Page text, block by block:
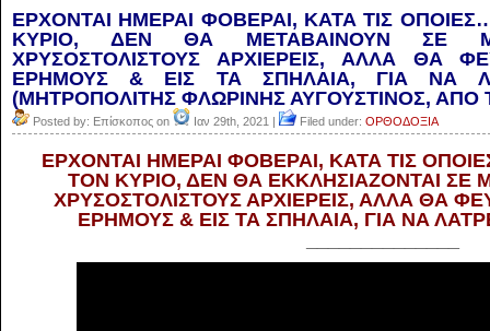
ΕΡΧΟΝΤΑΙ ΗΜΕΡΑΙ ΦΟΒΕΡΑΙ, ΚΑΤΑ ΤΙΣ
ΚΥΡΙΟ, ΔΕΝ ΘΑ ΜΕΤΑΒΑΙΝΟΥΝ ΣΕ
ΧΡΥΣΟΣΤΟΛΙΣΤΟΥΣ ΑΡΧΙΕΡΕΙΣ, ΑΛΛΑ ΘΑ
ΕΡΗΜΟΥΣ & ΕΙΣ ΤΑ ΣΠΗΛΑΙΑ, ΓΙΑ ΝΑ
(ΜΗΤΡΟΠΟΛΙΤΗΣ ΦΛΩΡΙΝΗΣ ΑΥΓΟΥΣΤΙΝΟΣ, ΑΠΟ
Posted by: Επίσκοπος on Ιαν 29th, 2021 | Filed under: ΟΡΘΟΔΟΞΙΑ
ΕΡΧΟΝΤΑΙ ΗΜΕΡΑΙ ΦΟΒΕΡΑΙ, ΚΑΤΑ ΤΙΣ
ΤΟΝ ΚΥΡΙΟ, ΔΕΝ ΘΑ ΕΚΚΛΗΣΙΑΖΟΝΤΑΙ ΣΕ
ΧΡΥΣΟΣΤΟΛΙΣΤΟΥΣ ΑΡΧΙΕΡΕΙΣ, ΑΛΛΑ ΘΑ
ΕΡΗΜΟΥΣ & ΕΙΣ ΤΑ ΣΠΗΛΑΙΑ, ΓΙΑ ΝΑ